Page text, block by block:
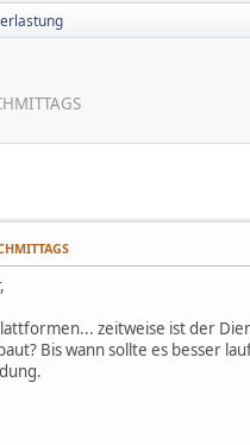
zeitweise ist der
Bis wann sollte es besser